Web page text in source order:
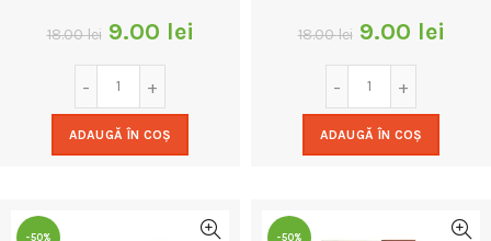
18.00lei Prețul
inițial
a
fost:
9.00 lei
ADAUGĂ ÎN COȘ
18.00lei Prețul
inițial
a
fost:
9.00 lei
ADAUGĂ ÎN COȘ
-50% -50%